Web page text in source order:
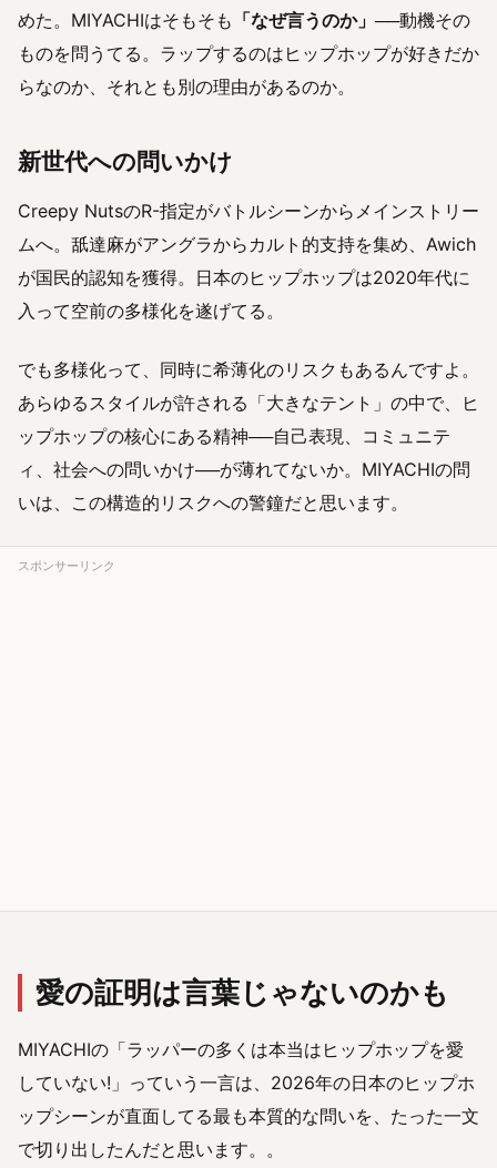
めた。MIYACHIはそもそも 「なぜ言うのか」 ──動機その
ものを問うてる。ラップするのはヒップホップが好きだか
らなのか、それとも別の理由があるのか。
新世代への問いかけ
Creepy NutsのR-指定がバトルシーンからメインストリー
ムへ。舐達麻がアングラからカルト的支持を集め、Awich
が国民的認知を獲得。日本のヒップホップは2020年代に
入って空前の多様化を遂げてる。
でも多様化って、同時に希薄化のリスクもあるんですよ。
あらゆるスタイルが許される「大きなテント」の中で、ヒ
ップホップの核心にある精神──自己表現、コミュニテ
ィ、社会への問いかけ──が薄れてないか。MIYACHIの問
いは、この構造的リスクへの警鐘だと思います。
スポンサーリンク
愛の証明は言葉じゃないのかも
MIYACHIの「ラッパーの多くは本当はヒップホップを愛
していない!」っていう一言は、2026年の日本のヒップホ
ップシーンが直面してる最も本質的な問いを、たった一文
で切り出したんだと思います。。